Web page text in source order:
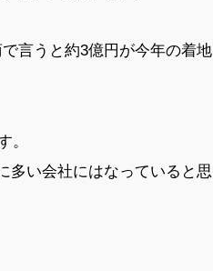
うと約3億円が今年の着
。
い会社にはなっていると